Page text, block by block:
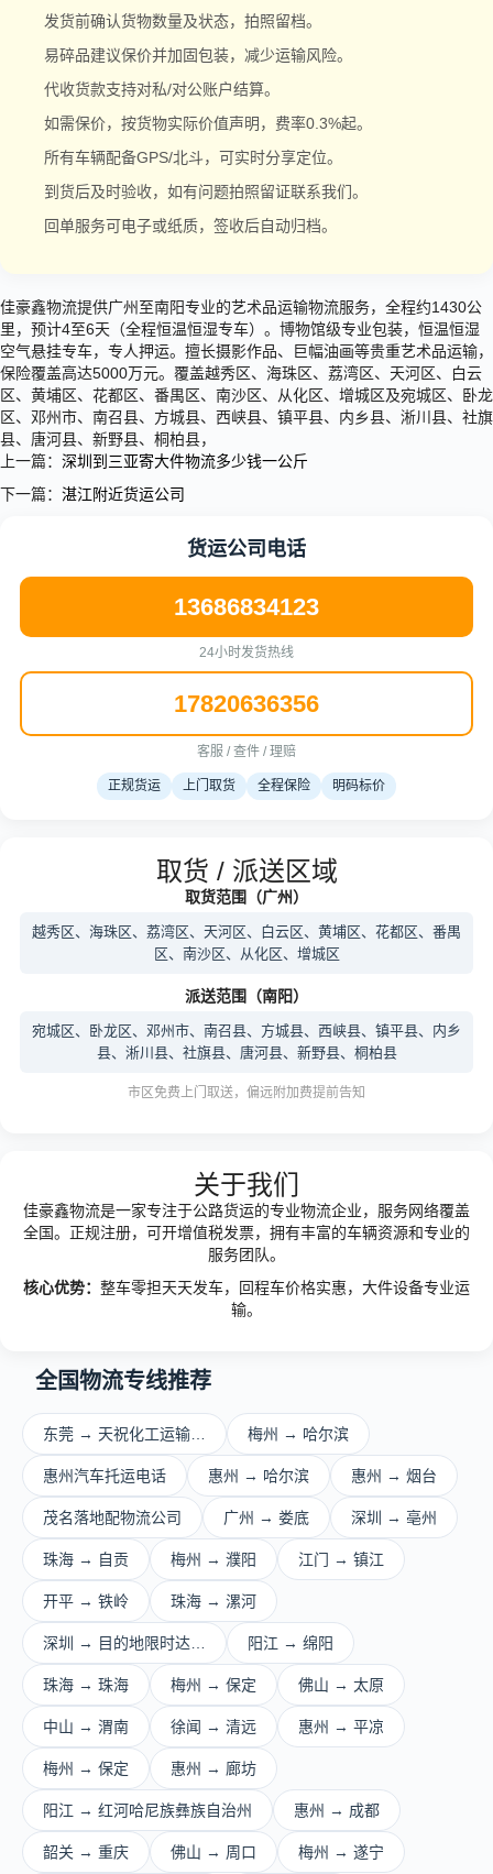
发货前确认货物数量及状态，拍照留档。
易碎品建议保价并加固包装，减少运输风险。
代收货款支持对私/对公账户结算。
如需保价，按货物实际价值声明，费率0.3%起。
所有车辆配备GPS/北斗，可实时分享定位。
到货后及时验收，如有问题拍照留证联系我们。
回单服务可电子或纸质，签收后自动归档。
佳豪鑫物流提供广州至南阳专业的艺术品运输物流服务，全程约1430公
里，预计4至6天（全程恒温恒湿专车）。博物馆级专业包装，恒温恒湿
空气悬挂专车，专人押运。擅长摄影作品、巨幅油画等贵重艺术品运输，
保险覆盖高达5000万元。覆盖越秀区、海珠区、荔湾区、天河区、白云
区、黄埔区、花都区、番禺区、南沙区、从化区、增城区及宛城区、卧龙
区、邓州市、南召县、方城县、西峡县、镇平县、内乡县、淅川县、社旗
县、唐河县、新野县、桐柏县，
上一篇： 深圳到三亚寄大件物流多少钱一公斤
下一篇： 湛江附近货运公司
货运公司电话
13686834123
24小时发货热线
17820636356
客服 / 查件 / 理赔
正规货运 上门取货 全程保险 明码标价
取货 / 派送区域
取货范围（广州）
越秀区、海珠区、荔湾区、天河区、白云区、黄埔区、花都区、番禺
区、南沙区、从化区、增城区
派送范围（南阳）
宛城区、卧龙区、邓州市、南召县、方城县、西峡县、镇平县、内乡
县、淅川县、社旗县、唐河县、新野县、桐柏县
市区免费上门取送，偏远附加费提前告知
关于我们
佳豪鑫物流是一家专注于公路货运的专业物流企业，服务网络覆盖
全国。正规注册，可开增值税发票，拥有丰富的车辆资源和专业的
服务团队。
核心优势： 整车零担天天发车，回程车价格实惠，大件设备专业运
输。
全国物流专线推荐
东莞 → 天祝化工运输… 梅州 → 哈尔滨
惠州汽车托运电话 惠州 → 哈尔滨 惠州 → 烟台
茂名落地配物流公司 广州 → 娄底 深圳 → 亳州
珠海 → 自贡 梅州 → 濮阳 江门 → 镇江
开平 → 铁岭 珠海 → 漯河
深圳 → 目的地限时达… 阳江 → 绵阳
珠海 → 珠海 梅州 → 保定 佛山 → 太原
中山 → 渭南 徐闻 → 清远 惠州 → 平凉
梅州 → 保定 惠州 → 廊坊
阳江 → 红河哈尼族彝族自治州 惠州 → 成都
韶关 → 重庆 佛山 → 周口 梅州 → 遂宁